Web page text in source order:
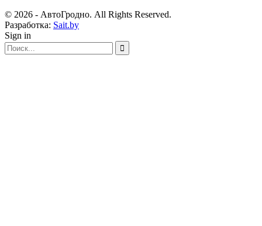
© 2026 - АвтоГродно. All Rights Reserved.
Разработка: Sait.by
Sign in